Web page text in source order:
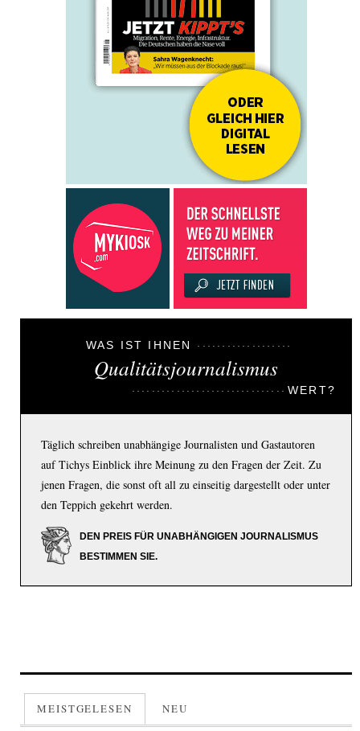
WAS IST IHNEN
Qualitätsjournalismus
WERT?
Täglich schreiben unabhängige Journalisten und Gastautoren
auf Tichys Einblick ihre Meinung zu den Fragen der Zeit. Zu
jenen Fragen, die sonst oft all zu einseitig dargestellt oder unter
den Teppich gekehrt werden.
DEN PREIS FÜR UNABHÄNGIGEN JOURNALISMUS
BESTIMMEN SIE.
MEISTGELESEN NEU